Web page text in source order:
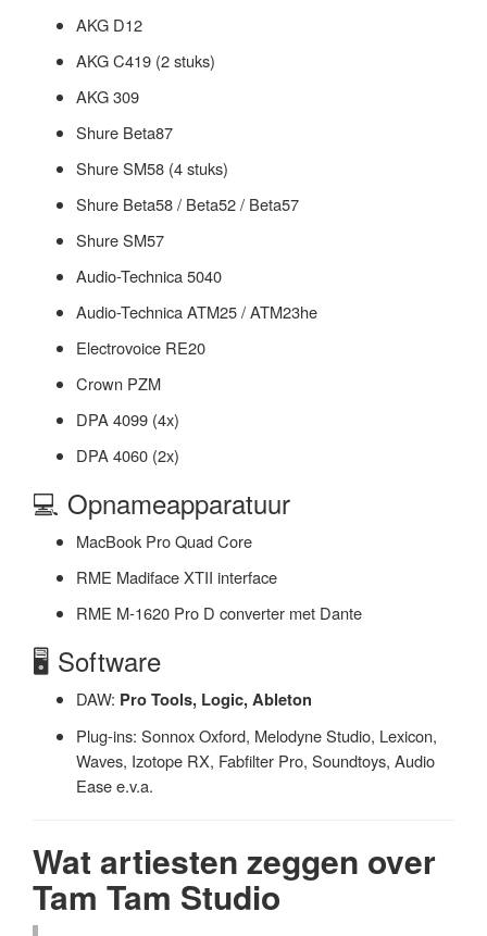
AKG D12
AKG C419 (2 stuks)
AKG 309
Shure Beta87
Shure SM58 (4 stuks)
Shure Beta58 / Beta52 / Beta57
Shure SM57
Audio-Technica 5040
Audio-Technica ATM25 / ATM23he
Electrovoice RE20
Crown PZM
DPA 4099 (4x)
DPA 4060 (2x)
💻 Opnameapparatuur
MacBook Pro Quad Core
RME Madiface XTII interface
RME M-1620 Pro D converter met Dante
🖥️ Software
DAW: Pro Tools, Logic, Ableton
Plug-ins: Sonnox Oxford, Melodyne Studio, Lexicon,
Waves, Izotope RX, Fabfilter Pro, Soundtoys, Audio
Ease e.v.a.
Wat artiesten zeggen over
Tam Tam Studio